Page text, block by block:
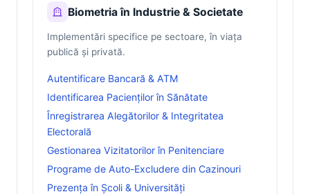
Biometria în Industrie & Societate
Implementări specifice pe sectoare, în viața
publică și privată.
Autentificare Bancară & ATM
Identificarea Pacienților în Sănătate
Înregistrarea Alegătorilor & Integritatea
Electorală
Gestionarea Vizitatorilor în Penitenciare
Programe de Auto-Excludere din Cazinouri
Prezența în Școli & Universități